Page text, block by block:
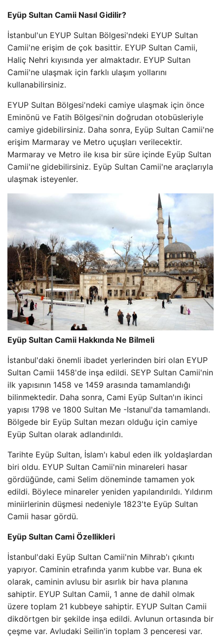
Eyüp Sultan Camii Nasıl Gidilir?
İstanbul'un EYUP Sultan Bölgesi'ndeki EYUP Sultan
Camii'ne erişim de çok basittir. EYUP Sultan Camii,
Haliç Nehri kıyısında yer almaktadır. EYUP Sultan
Camii'ne ulaşmak için farklı ulaşım yollarını
kullanabilirsiniz.
EYUP Sultan Bölgesi'ndeki camiye ulaşmak için önce
Eminönü ve Fatih Bölgesi'nin doğrudan otobüsleriyle
camiye gidebilirsiniz. Daha sonra, Eyüp Sultan Camii'ne
erişim Marmaray ve Metro uçuşları verilecektir.
Marmaray ve Metro ile kısa bir süre içinde Eyüp Sultan
Camii'ne gidebilirsiniz. Eyüp Sultan Camii'ne araçlarıyla
ulaşmak isteyenler.
Eyüp Sultan Camii Hakkında Ne Bilmeli
İstanbul'daki önemli ibadet yerlerinden biri olan EYUP
Sultan Camii 1458'de inşa edildi. SEYP Sultan Camii'nin
ilk yapısının 1458 ve 1459 arasında tamamlandığı
bilinmektedir. Daha sonra, Cami Eyüp Sultan'ın ikinci
yapısı 1798 ve 1800 Sultan Me -Istanul'da tamamlandı.
Bölgede bir Eyüp Sultan mezarı olduğu için camiye
Eyüp Sultan olarak adlandırıldı.
Tarihte Eyüp Sultan, İslam'ı kabul eden ilk yoldaşlardan
biri oldu. EYUP Sultan Camii'nin minareleri hasar
gördüğünde, cami Selim döneminde tamamen yok
edildi. Böylece minareler yeniden yapılandırıldı. Yıldırım
miniirlerinin düşmesi nedeniyle 1823'te Eyüp Sultan
Camii hasar gördü.
Eyüp Sultan Cami Özellikleri
İstanbul'daki Eyüp Sultan Camii'nin Mihrab'ı çıkıntı
yapıyor. Caminin etrafında yarım kubbe var. Buna ek
olarak, caminin avlusu bir asırlık bir hava planına
sahiptir. EYUP Sultan Camii, 1 anne de dahil olmak
üzere toplam 21 kubbeye sahiptir. EYUP Sultan Camii
dikdörtgen bir şekilde inşa edildi. Avlunun ortasında bir
çeşme var. Avludaki Seilin'in toplam 3 penceresi var.